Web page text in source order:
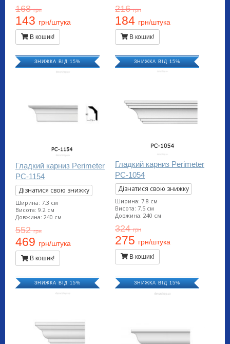
168грн
143 грн/штука
В кошик!
216грн
184 грн/штука
В кошик!
ЗНИЖКА ВІД 15%
Гладкий карниз Perimeter
PC-1154
Дізнатися свою знижку
Ширина: 7.3 см
Висота: 9.2 см
Довжина: 240 см
552грн
469 грн/штука
В кошик!
ЗНИЖКА ВІД 15%
Гладкий карниз Perimeter
PC-1054
Дізнатися свою знижку
Ширина: 7.8 см
Висота: 7.5 см
Довжина: 240 см
324грн
275 грн/штука
В кошик!
ЗНИЖКА ВІД 15% ЗНИЖКА ВІД 15%